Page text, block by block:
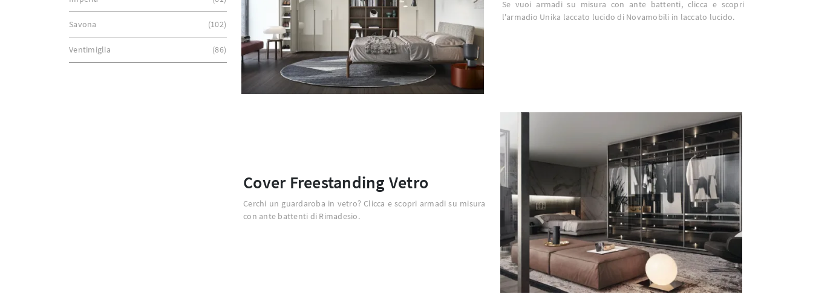
Se vuoi armadi su misura con ante battenti, clicca e scopri
l'armadio Unika laccato lucido di Novamobili in laccato lucido.
Cover Freestanding Vetro
Cerchi un guardaroba in vetro? Clicca e scopri armadi su misura
con ante battenti di Rimadesio.
Savona 102
Ventimiglia 86